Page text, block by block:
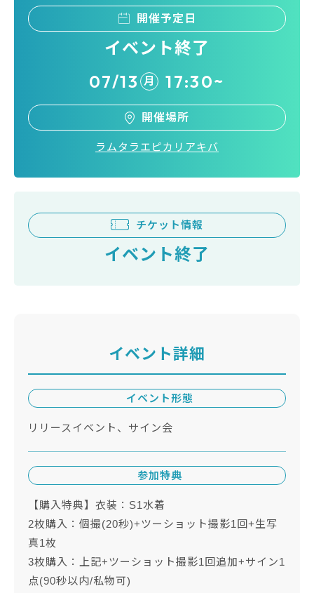
開催予定日
イベント終了
07/13 月 17:30~
開催場所
ラムタラエピカリアキバ
チケット情報
イベント終了
イベント詳細
イベント形態
リリースイベント、サイン会
参加特典
【購入特典】衣装：S1水着
2枚購入：個撮(20秒)+ツーショット撮影1回+生写
真1枚
3枚購入：上記+ツーショット撮影1回追加+サイン1
点(90秒以内/私物可)